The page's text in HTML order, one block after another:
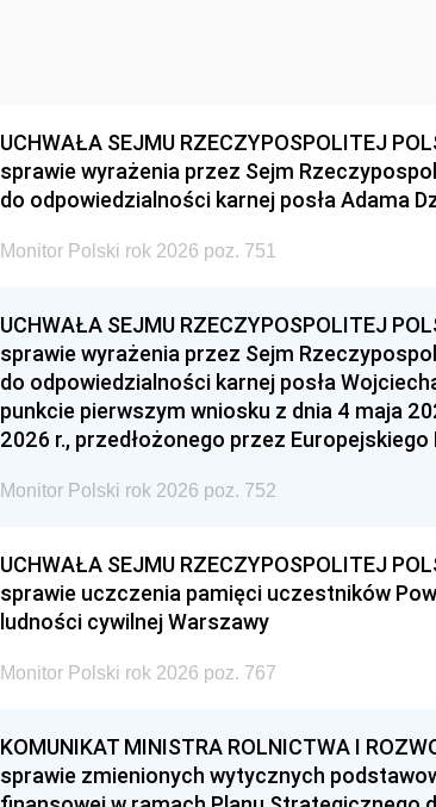
UCHWAŁA SEJMU RZECZYPOSPOLITEJ
sprawie wyrażenia przez Sejm
do odpowiedzialności karnej posła Adama
Monitor Polski rok 2026 poz. 751
UCHWAŁA SEJMU RZECZYPOSPOLITEJ
sprawie wyrażenia przez Sejm
do odpowiedzialności karnej posła
punkcie pierwszym wniosku z dnia 4 maja
2026 r., przedłożonego przez
Monitor Polski rok 2026 poz. 752
UCHWAŁA SEJMU RZECZYPOSPOLITEJ
sprawie uczczenia pamięci uczestników
ludności cywilnej Warszawy
Monitor Polski rok 2026 poz. 767
KOMUNIKAT MINISTRA ROLNICTWA I
sprawie zmienionych wytycznych